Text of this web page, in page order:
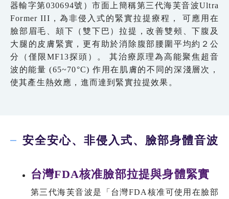
器輸字第030694號）市面上簡稱第三代海芙音波Ultra
Former III，為非侵入式的緊實拉提療程， 可應用在
臉部眉毛、頦下（雙下巴）拉提，改善雙頰、下腹及
大腿的皮膚緊實，更有助於消除腹部腰圍平均約２公
分（僅限MF13探頭）。 其治療原理為高能聚焦超音
波的能量 (65~70°C) 作用在肌膚的不同的深淺層次，
使其產生熱效應，進而達到緊實拉提效果。
安全安心、非侵入式、臉部身體音波
台灣FDA核准臉部拉提與身體緊實
第三代海芙音波是「台灣FDA核准可使用在臉部